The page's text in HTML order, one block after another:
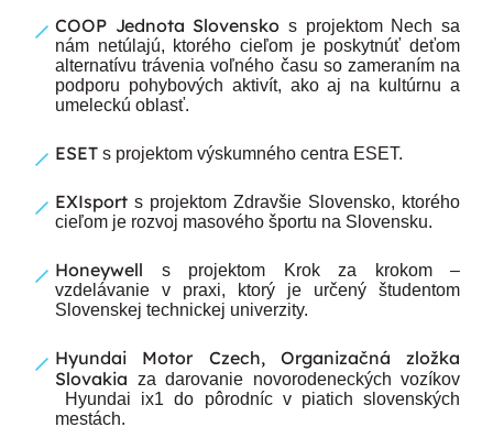
COOP Jednota Slovensko s projektom Nech sa
nám netúlajú, ktorého cieľom je poskytnúť deťom
alternatívu trávenia voľného času so zameraním na
podporu pohybových aktivít, ako aj na kultúrnu a
umeleckú oblasť.
ESET s projektom výskumného centra ESET.
EXIsport s projektom Zdravšie Slovensko, ktorého
cieľom je rozvoj masového športu na Slovensku.
Honeywell
s projektom Krok za krokom –
vzdelávanie v praxi, ktorý je určený študentom
Slovenskej technickej univerzity.
Hyundai Motor Czech, Organizačná zložka
Slovakia za darovanie novorodeneckých vozíkov
Hyundai ix1 do pôrodníc v piatich slovenských
mestách.